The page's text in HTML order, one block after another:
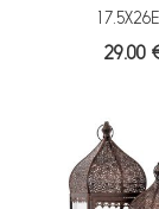
29.00